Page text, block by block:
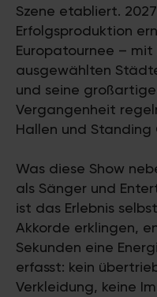
Szene etabliert.
Erfolgsproduktion
Europatournee –
ausgewählten
und seine
Vergangenheit
Hallen und
Was diese Show
als Sänger und
ist das Erlebnis
Akkorde erklingen,
Sekunden eine
erfasst: kein
Verkleidung, keine